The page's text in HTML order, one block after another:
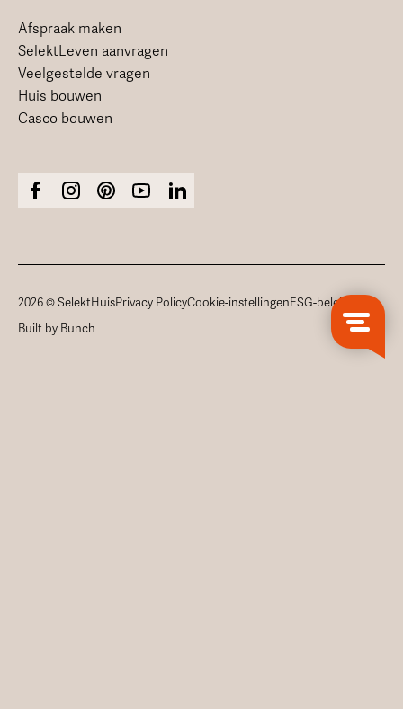
Afspraak maken
SelektLeven aanvragen
Veelgestelde vragen
Huis bouwen
Casco bouwen
2026 © SelektHuisPrivacy PolicyCookie-instellingenESG-beleid
Built by Bunch